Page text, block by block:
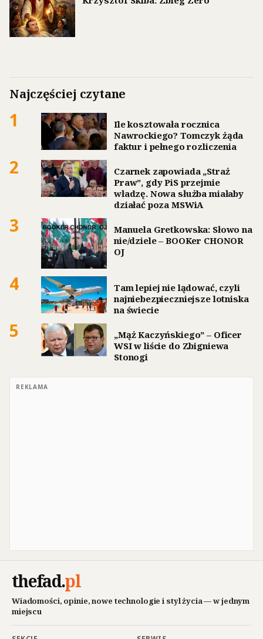
Najczęściej czytane
1
Ile kosztowała rocznica
Nawrockiego? Tomczyk żąda
faktur i pełnego rozliczenia
2
Czarnek zapowiada „Straż
Praw”, gdy PiS przejmie
władzę. Nowa służba miałaby
działać poza MSWiA
3
Manuela Gretkowska: Słowo na
nie/dziele – BOOKer CHONOR
OJ
4
Tam lepiej nie lądować, czyli
najniebezpieczniejsze lotniska
na świecie
5
„Mąż Kaczyńskiego” – Oficer
WSI w liście do Zbigniewa
Stonogi
REKLAMA
thefad.pl
Wiadomości, opinie, nowe technologie i styl życia — w jednym
miejscu